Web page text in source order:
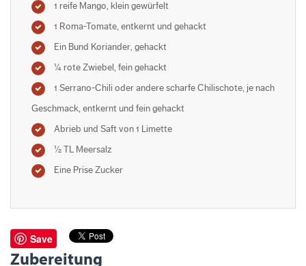
1 reife Mango, klein gewürfelt
1 Roma-Tomate, entkernt und gehackt
Ein Bund Koriander, gehackt
¼ rote Zwiebel, fein gehackt
1 Serrano-Chili oder andere scharfe Chilischote, je nach
Geschmack, entkernt und fein gehackt
Abrieb und Saft von 1 Limette
½ TL Meersalz
Eine Prise Zucker
Save
Zubereitung